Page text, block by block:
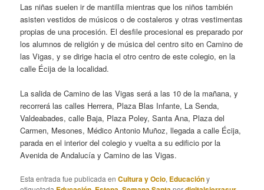
Las niñas suelen ir de mantilla mientras que los niños también
asisten vestidos de músicos o de costaleros y otras vestimentas
propias de una procesión. El desfile procesional es preparado por
los alumnos de religión y de música del centro sito en Camino de
las Vigas, y se dirige hacia el otro centro de este colegio, en la
calle Écija de la localidad.
La salida de Camino de las Vigas será a las 10 de la mañana, y
recorrerá las calles Herrera, Plaza Blas Infante, La Senda,
Valdeabades, calle Baja, Plaza Poley, Santa Ana, Plaza del
Carmen, Mesones, Médico Antonio Muñoz, llegada a calle Écija,
parada en el interior del colegio y vuelta a su edificio por la
Avenida de Andalucía y Camino de las Vigas.
Esta entrada fue publicada enCultura y Ocio, Educacióny